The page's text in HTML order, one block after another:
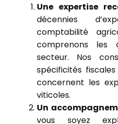
Une expertise
décennies
comptabilité
comprenons les
secteur. Nos
spécificités
concernent les
viticoles.
Un
vous soyez